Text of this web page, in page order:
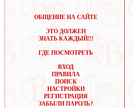
ОБЩЕНИЕ НА САЙТЕ
ЭТО ДОЛЖЕН
ЗНАТЬ КАЖДЫЙ!!!
ГДЕ ПОСМОТРЕТЬ
ВХОД
ПРАВИЛА
ПОИСК
НАСТРОЙКИ
РЕГИСТРАЦИЯ
ЗАБЫЛИ ПАРОЛЬ?